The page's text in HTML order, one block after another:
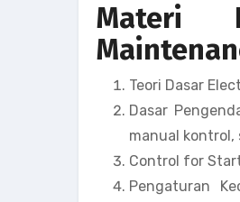
Materi
Teori Dasar
Dasar
manual
Control for
Pengaturan